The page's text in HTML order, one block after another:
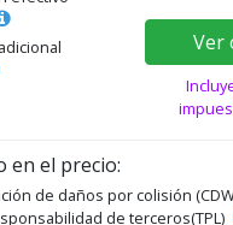
Ver
en el precio:
de daños por colisión
de terceros(TPL)